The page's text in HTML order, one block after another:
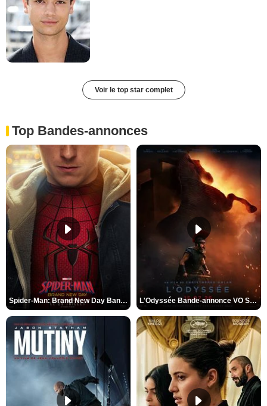
Voir le top star complet
Top Bandes-annonces
Spider-Man: Brand New Day Bande-annonce VO STFR L'Odyssée Bande-annonce VO STFR